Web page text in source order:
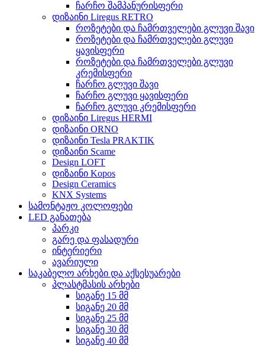
ჩარჩო შამპანურისფერი
დიზაინი Liregus RETRO
როზეტები და ჩამრთველები გლუვი შავი
როზეტები და ჩამრთველები გლუვი
ყავისფერი
როზეტები და ჩამრთველები გლუვი
კრემისფერი
ჩარჩო გლუვი შავი
ჩარჩო გლუვი ყავისფერი
ჩარჩო გლუვი კრემისფერი
დიზაინი Liregus HERMI
დიზაინი ORNO
დიზაინი Tesla PRAKTIK
დიზაინი Scame
Design LOFT
დიზაინი Kopos
Design Ceramics
KNX Systems
სამონტაჟო კოლოფები
LED განათება
პარკი
გარე და ფასადური
ინტერიერი
ავარიული
საკაბელო არხები და აქსესუარები
პლასტმასის არხები
სიგანე 15 მმ
სიგანე 20 მმ
სიგანე 25 მმ
სიგანე 30 მმ
სიგანე 40 მმ